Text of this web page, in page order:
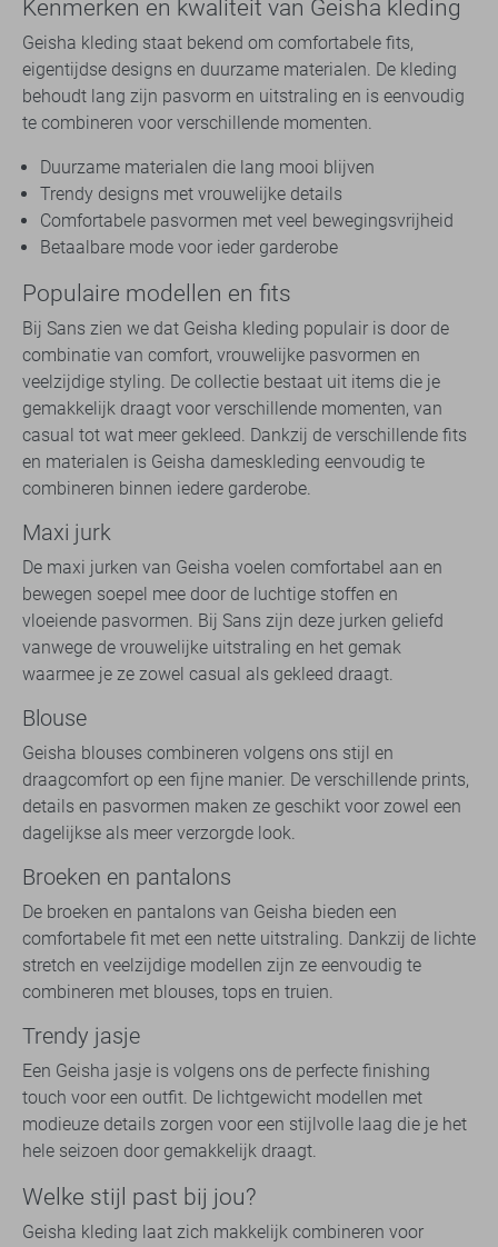
Kenmerken en kwaliteit van Geisha kleding
Geisha kleding staat bekend om comfortabele fits,
eigentijdse designs en duurzame materialen. De kleding
behoudt lang zijn pasvorm en uitstraling en is eenvoudig
te combineren voor verschillende momenten.
Duurzame materialen die lang mooi blijven
Trendy designs met vrouwelijke details
Comfortabele pasvormen met veel bewegingsvrijheid
Betaalbare mode voor ieder garderobe
Populaire modellen en fits
Bij Sans zien we dat Geisha kleding populair is door de
combinatie van comfort, vrouwelijke pasvormen en
veelzijdige styling. De collectie bestaat uit items die je
gemakkelijk draagt voor verschillende momenten, van
casual tot wat meer gekleed. Dankzij de verschillende fits
en materialen is Geisha dameskleding eenvoudig te
combineren binnen iedere garderobe.
Maxi jurk
De maxi jurken van Geisha voelen comfortabel aan en
bewegen soepel mee door de luchtige stoffen en
vloeiende pasvormen. Bij Sans zijn deze jurken geliefd
vanwege de vrouwelijke uitstraling en het gemak
waarmee je ze zowel casual als gekleed draagt.
Blouse
Geisha blouses combineren volgens ons stijl en
draagcomfort op een fijne manier. De verschillende prints,
details en pasvormen maken ze geschikt voor zowel een
dagelijkse als meer verzorgde look.
Broeken en pantalons
De broeken en pantalons van Geisha bieden een
comfortabele fit met een nette uitstraling. Dankzij de lichte
stretch en veelzijdige modellen zijn ze eenvoudig te
combineren met blouses, tops en truien.
Trendy jasje
Een Geisha jasje is volgens ons de perfecte finishing
touch voor een outfit. De lichtgewicht modellen met
modieuze details zorgen voor een stijlvolle laag die je het
hele seizoen door gemakkelijk draagt.
Welke stijl past bij jou?
Geisha kleding laat zich makkelijk combineren voor